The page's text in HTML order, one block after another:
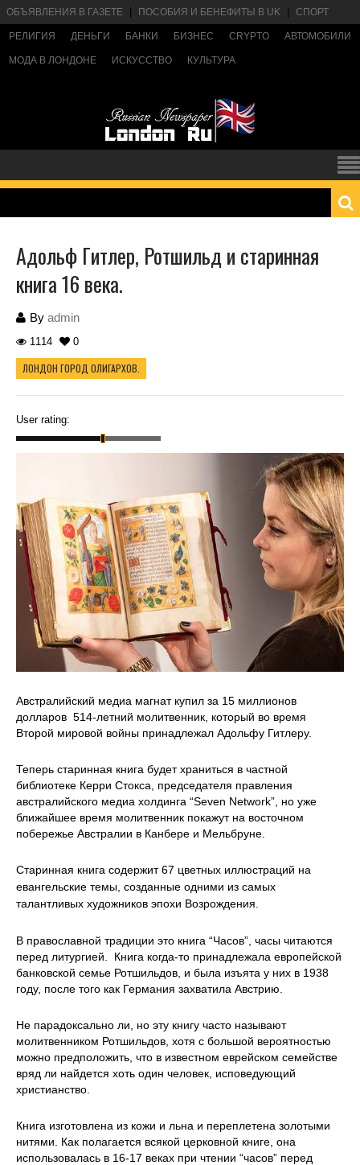
ОБЪЯВЛЕНИЯ В ГАЗЕТЕ ПОСОБИЯ И БЕНЕФИТЫ В UK СПОРТ
РЕЛИГИЯ ДЕНЬГИ БАНКИ БИЗНЕС CRYPTO АВТОМОБИЛИ
МОДА В ЛОНДОНЕ ИСКУССТВО КУЛЬТУРА
Адольф Гитлер, Ротшильд и старинная
книга 16 века.
By admin
1114 0
ЛОНДОН ГОРОД ОЛИГАРХОВ.
User rating:
Австралийский медиа магнат купил за 15 миллионов
долларов 514-летний молитвенник, который во время
Второй мировой войны принадлежал Адольфу Гитлеру.
Теперь старинная книга будет храниться в частной
библиотеке Керри Стокса, председателя правления
австралийского медиа холдинга “Seven Network”, но уже
ближайшее время молитвенник покажут на восточном
побережье Австралии в Канбере и Мельбруне.
Старинная книга содержит 67 цветных иллюстраций на
евангельские темы, созданные одними из самых
талантливых художников эпохи Возрождения.
В православной традиции это книга “Часов”, часы читаются
перед литургией. Книга когда-то принадлежала европейской
банковской семье Ротшильдов, и была изъята у них в 1938
году, после того как Германия захватила Австрию.
Не парадоксально ли, но эту книгу часто называют
молитвенником Ротшильдов, хотя с большой вероятностью
можно предположить, что в известном еврейском семействе
вряд ли найдется хоть один человек, исповедующий
христианство.
Книга изготовлена из кожи и льна и переплетена золотыми
нитями. Как полагается всякой церковной книге, она
использовалась в 16-17 веках при чтении “часов” перед